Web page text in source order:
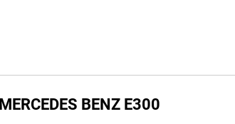
BENZ E300